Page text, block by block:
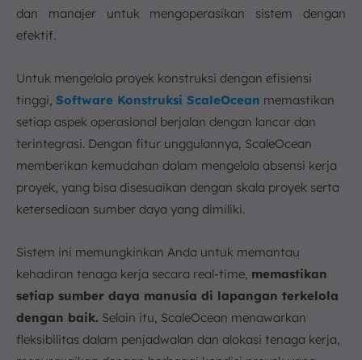
dan manajer untuk mengoperasikan sistem dengan
efektif.
Untuk mengelola proyek konstruksi dengan efisiensi
tinggi, Software Konstruksi ScaleOcean memastikan
setiap aspek operasional berjalan dengan lancar dan
terintegrasi. Dengan fitur unggulannya, ScaleOcean
memberikan kemudahan dalam mengelola absensi kerja
proyek, yang bisa disesuaikan dengan skala proyek serta
ketersediaan sumber daya yang dimiliki.
Sistem ini memungkinkan Anda untuk memantau
kehadiran tenaga kerja secara real-time, memastikan
setiap sumber daya manusia di lapangan terkelola
dengan baik. Selain itu, ScaleOcean menawarkan
fleksibilitas dalam penjadwalan dan alokasi tenaga kerja,